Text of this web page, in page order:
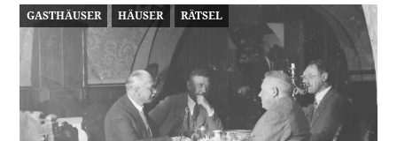
GASTHÄUSER HÄUSER RÄTSEL